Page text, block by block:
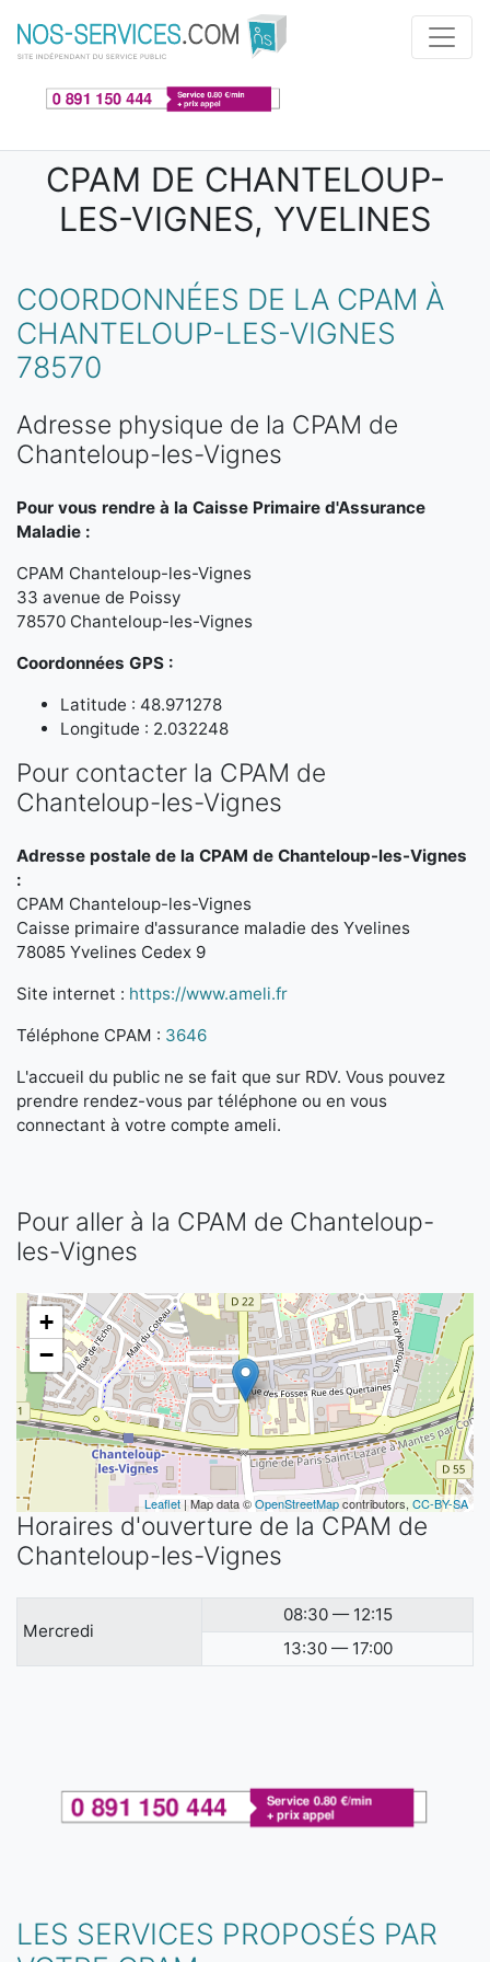
Aller au contenu principal
CPAM DE CHANTELOUP-
LES-VIGNES, YVELINES
COORDONNÉES DE LA CPAM À
CHANTELOUP-LES-VIGNES
78570
Adresse physique de la CPAM de
Chanteloup-les-Vignes
Pour vous rendre à la Caisse Primaire d'Assurance
Maladie :
CPAM Chanteloup-les-Vignes
33 avenue de Poissy
78570 Chanteloup-les-Vignes
Coordonnées GPS :
Latitude : 48.971278
Longitude : 2.032248
Pour contacter la CPAM de
Chanteloup-les-Vignes
Adresse postale de la CPAM de Chanteloup-les-Vignes
:
CPAM Chanteloup-les-Vignes
Caisse primaire d'assurance maladie des Yvelines
78085 Yvelines Cedex 9
Site internet : https://www.ameli.fr
Téléphone CPAM : 3646
L'accueil du public ne se fait que sur RDV. Vous pouvez
prendre rendez-vous par téléphone ou en vous
connectant à votre compte ameli.
Pour aller à la CPAM de Chanteloup-
les-Vignes
+
−
Leaflet | Map data ©OpenStreetMapcontributors, CC-BY-SA
Horaires d'ouverture de la CPAM de
Chanteloup-les-Vignes
Mercredi
08:30 — 12:15
13:30 — 17:00
LES SERVICES PROPOSÉS PAR